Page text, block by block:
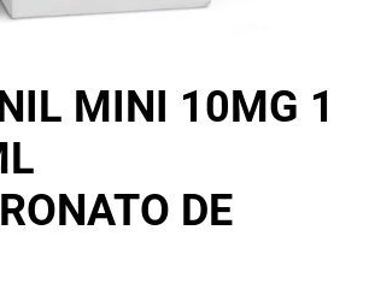
MINI 10MG 1
DE